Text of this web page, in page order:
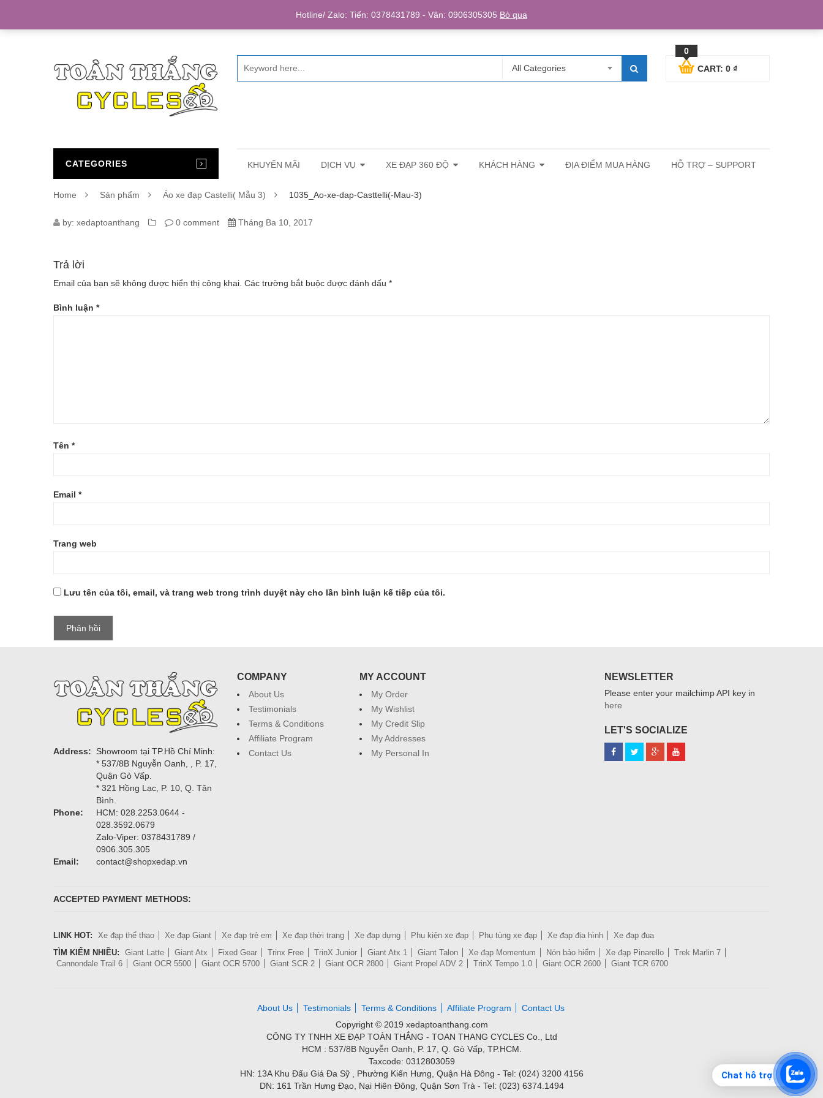
Chat hỗ trợ
Login/Register
All Categories
0
CART: 0 ₫
CATEGORIES KHUYẾN MÃI DỊCH VỤ XE ĐẠP 360 ĐỘ KHÁCH HÀNG ĐỊA ĐIỂM MUA HÀNG HỖ TRỢ – SUPPORT
Home Sản phẩm Áo xe đạp Castelli( Mẫu 3) 1035_Ao-xe-dap-Casttelli(-Mau-3)
1035_AO-
DAP-
by: xedaptoanthang 0 comment Tháng Ba 10, 2017
Trả lời
Email của bạn sẽ không được hiển thị công khai. Các trường bắt buộc được đánh dấu *
Bình luận *
Tên *
Email *
Trang web
Lưu tên của tôi, email, và trang web trong trình duyệt này cho lần bình luận kế tiếp của tôi.
Address:
Showroom tại TP.Hồ Chí Minh:
* 537/8B Nguyễn Oanh, , P. 17,
Quận Gò Vấp.
* 321 Hồng Lạc, P. 10, Q. Tân
Bình.
Phone:
HCM: 028.2253.0644 -
028.3592.0679
Zalo-Viper: 0378431789 /
0906.305.305
Email:
contact@shopxedap.vn
COMPANY
About Us
Testimonials
Terms & Conditions
Affiliate Program
Contact Us
MY ACCOUNT
My Order
My Wishlist
My Credit Slip
My Addresses
My Personal In
NEWSLETTER
Please enter your mailchimp API key in
here
LET'S SOCIALIZE
ACCEPTED PAYMENT METHODS:
LINK HOT: Xe đạp thể thao Xe đạp Giant Xe đạp trẻ em Xe đạp thời trang Xe đạp dựng Phụ kiện xe đạp Phụ tùng xe đạp Xe đạp địa hình
Xe đạp đua
TÌM KIẾM NHIỀU:
Giant Latte Giant Atx Fixed Gear Trinx Free TrinX Junior Giant Atx 1 Giant Talon Xe đạp Momentum Nón bảo hiểm Xe đạp Pinarello
Trek Marlin 7
Cannondale Trail 6
Giant OCR 5500 Giant OCR 5700 Giant SCR 2 Giant OCR 2800 Giant Propel ADV 2 TrinX Tempo 1.0 Giant OCR 2600 Giant TCR 6700
About Us Testimonials Terms & Conditions Affiliate Program
Contact Us
Copyright © 2019 xedaptoanthang.com
CÔNG TY TNHH XE ĐẠP TOÀN THẮNG - TOAN THANG CYCLES Co., Ltd
HCM : 537/8B Nguyễn Oanh, P. 17, Q. Gò Vấp, TP.HCM.
Taxcode: 0312803059
HN: 13A Khu Đấu Giá Đa Sỹ , Phường Kiến Hưng, Quận Hà Đông - Tel: (024) 3200 4156
DN: 161 Trần Hưng Đạo, Nại Hiên Đông, Quận Sơn Trà - Tel: (023) 6374.1494
Hotline/ Zalo: Tiến: 0378431789 - Vân: 0906305305 Bỏ qua